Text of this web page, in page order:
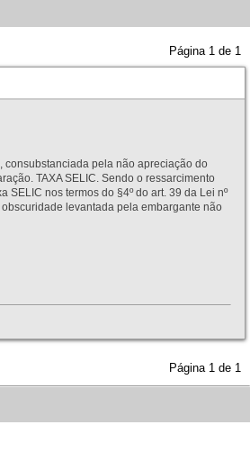
Página 1 de 1
consubstanciada pela não apreciação do
TAXA SELIC. Sendo o ressarcimento
nos termos do §4º do art. 39 da Lei nº
levantada pela embargante não
Página 1 de 1